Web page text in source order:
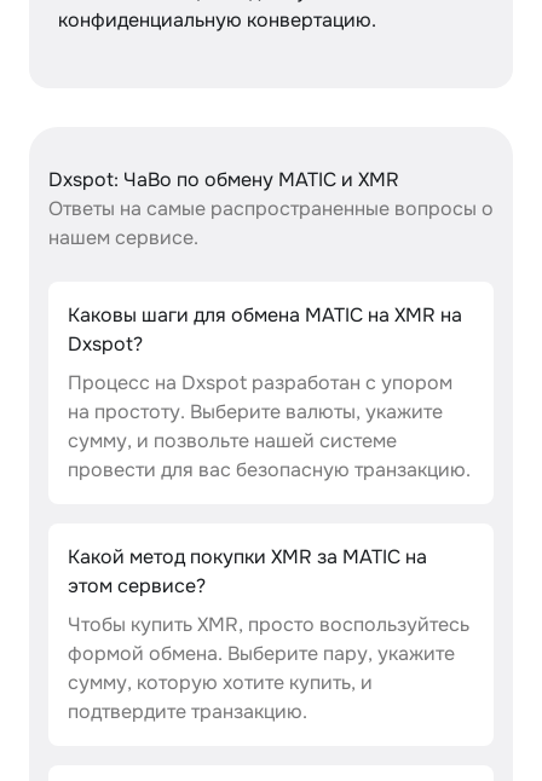
конфиденциальную конвертацию.
Dxspot: ЧаВо по обмену MATIC и XMR
Ответы на самые распространенные вопросы о
нашем сервисе.
Каковы шаги для обмена MATIC на XMR на
Dxspot?
Процесс на Dxspot разработан с упором
на простоту. Выберите валюты, укажите
сумму, и позвольте нашей системе
провести для вас безопасную транзакцию.
Какой метод покупки XMR за MATIC на
этом сервисе?
Чтобы купить XMR, просто воспользуйтесь
формой обмена. Выберите пару, укажите
сумму, которую хотите купить, и
подтвердите транзакцию.